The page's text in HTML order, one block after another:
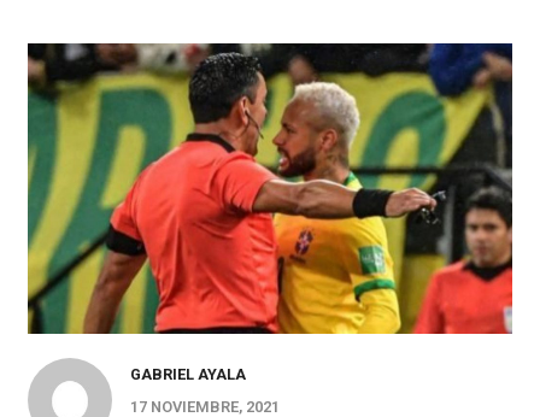
GABRIEL AYALA
17 NOVIEMBRE, 2021